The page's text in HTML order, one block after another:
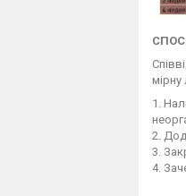
мірну
1.
2.
3.
4.